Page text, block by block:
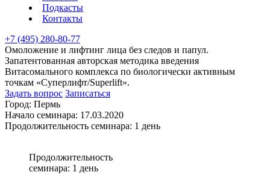
Подкасты
Контакты
+7 (495) 280-80-77
Омоложение и лифтинг лица без следов и папул.
Запатентованная авторская методика введения
Витасомального комплекса по биологически активным
точкам «Суперлифт/Superlift».
Задать вопрос Записаться
Город: Пермь
Начало семинара: 17.03.2020
Продолжительность семинара: 1 день
Продолжительность
семинара: 1 день